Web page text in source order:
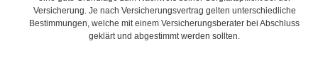
Versicherung. Je nach Versicherungsvertrag gelten unterschiedliche
Bestimmungen, welche mit einem Versicherungsberater bei Abschluss
geklärt und abgestimmt werden sollten.